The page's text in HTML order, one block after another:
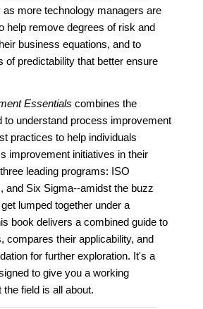
as more technology managers are
help remove degrees of risk and
business equations, and to
of predictability that better ensure
Essentials combines the
to understand process improvement
practices to help individuals
improvement initiatives in their
leading programs: ISO
and Six Sigma--amidst the buzz
lumped together under a
book delivers a combined guide to
compares their applicability, and
for further exploration. It's a
to give you a working
field is all about.